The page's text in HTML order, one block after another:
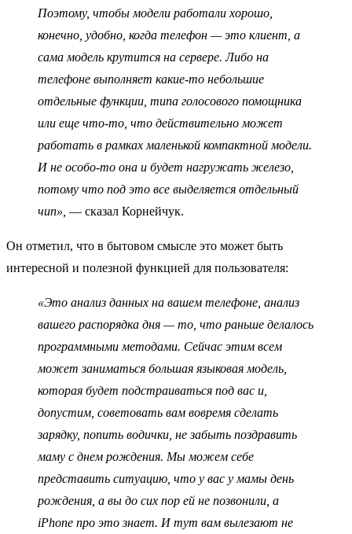
Поэтому, чтобы модели работали хорошо,
конечно, удобно, когда телефон — это клиент, а
сама модель крутится на сервере. Либо на
телефоне выполняет какие-то небольшие
отдельные функции, типа голосового помощника
или еще что-то, что действительно может
работать в рамках маленькой компактной модели.
И не особо-то она и будет нагружать железо,
потому что под это все выделяется отдельный
чип», — сказал Корнейчук.
Он отметил, что в бытовом смысле это может быть
интересной и полезной функцией для пользователя:
«Это анализ данных на вашем телефоне, анализ
вашего распорядка дня — то, что раньше делалось
программными методами. Сейчас этим всем
может заниматься большая языковая модель,
которая будет подстраиваться под вас и,
допустим, советовать вам вовремя сделать
зарядку, попить водички, не забыть поздравить
маму с днем рождения. Мы можем себе
представить ситуацию, что у вас у мамы день
рождения, а вы до сих пор ей не позвонили, а
iPhone про это знает. И тут вам вылезают не